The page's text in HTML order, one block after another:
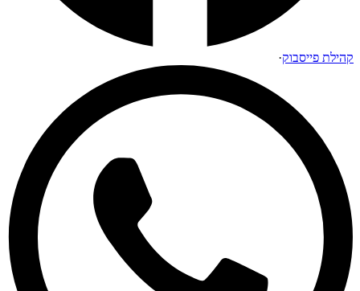
קהילת פייסבוק·